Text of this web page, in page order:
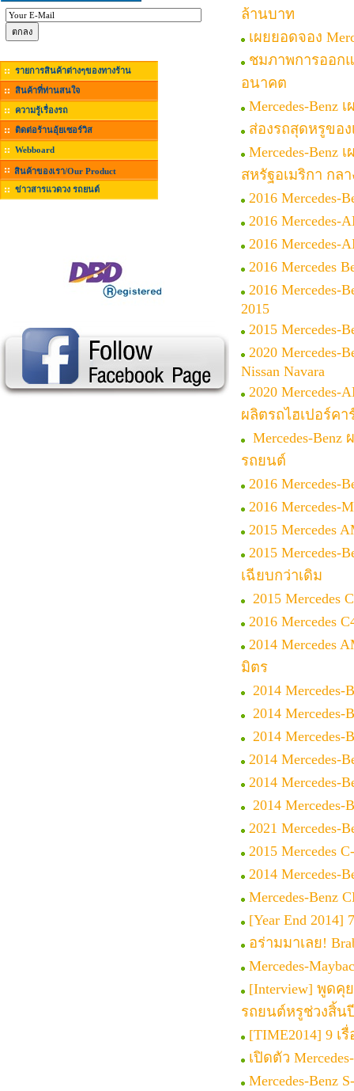
รายการสินค้าต่างๆของทางร้าน
สินค้าที่ท่านสนใจ
ความรู้เรื่องรถ
ติดต่อร้านอุ้ยเซอร์วิส
Webboard
สินค้าของเรา/Our Product
ข่าวสารแวดวง รถยนต์
ล้านบาท
เผยยอดจอง
ชมภาพการออกแ
อนาคต
Mercedes-
ส่องรถสุดหรูขอ
Mercedes-Benz
สหรัฐอเมริกา กล
2016
2016
2016
2016 Mercedes
2016
2015
2015
2020
Nissan Navara
2020
ผลิตรถไฮเปอร์คา
Mercedes-
รถยนต์
2016
2016 Mercedes-
2015
2015
เฉียบกว่าเดิม
2015
2016 Mercedes
2014 Mercedes
มิตร
2014
2014
2014
2014
2014 Mercedes-
2014
2021
2015 Mercedes
2014 Mercedes-
Mercedes-Benz
[Year End
อร่ามมาเลย!
Mercedes-
[Interview] พูดคุ
รถยนต์หรูช่วงสิ้น
[TIME2014] 9
เปิดตัว
Mercedes-